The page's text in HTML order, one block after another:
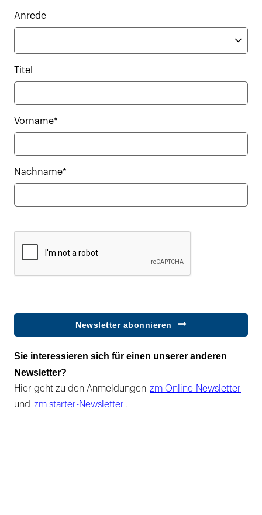
Anrede
Titel
Vorname*
Nachname*
Newsletter abonnieren
Sie interessieren sich für einen unserer anderen
Newsletter?
Hier geht zu den Anmeldungen zm Online-Newsletter
und zm starter-Newsletter .